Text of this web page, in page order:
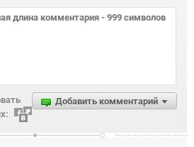
Добавить комментарий